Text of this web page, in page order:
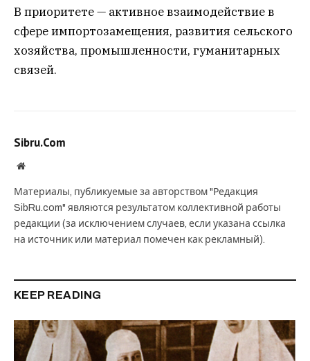
В приоритете — активное взаимодействие в
сфере импортозамещения, развития сельского
хозяйства, промышленности, гуманитарных
связей.
Sibru.Com
Website
Материалы, публикуемые за авторством "Редакция
SibRu.com" являются результатом коллективной работы
редакции (за исключением случаев, если указана ссылка
на источник или материал помечен как рекламный).
KEEP READING